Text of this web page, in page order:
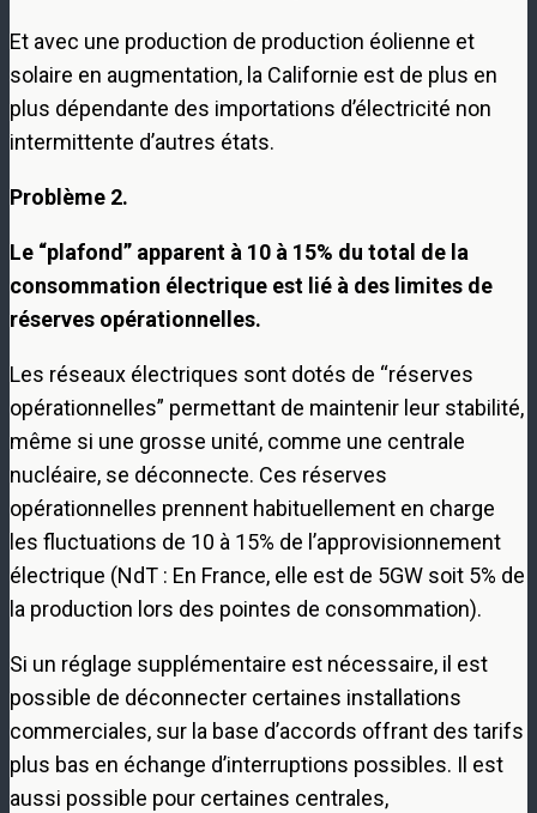
Et avec une production de production éolienne et
solaire en augmentation, la Californie est de plus en
plus dépendante des importations d’électricité non
intermittente d’autres états.
Problème 2.
Le “plafond” apparent à 10 à 15% du total de la
consommation électrique est lié à des limites de
réserves opérationnelles.
Les réseaux électriques sont dotés de “réserves
opérationnelles” permettant de maintenir leur stabilité,
même si une grosse unité, comme une centrale
nucléaire, se déconnecte. Ces réserves
opérationnelles prennent habituellement en charge
les fluctuations de 10 à 15% de l’approvisionnement
électrique (NdT : En France, elle est de 5GW soit 5% de
la production lors des pointes de consommation).
Si un réglage supplémentaire est nécessaire, il est
possible de déconnecter certaines installations
commerciales, sur la base d’accords offrant des tarifs
plus bas en échange d’interruptions possibles. Il est
aussi possible pour certaines centrales,